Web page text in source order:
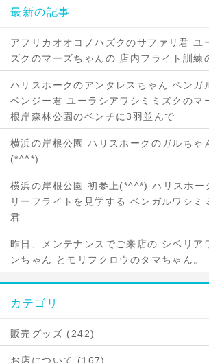
最新の記事
アフリカオオコノハズクのサファリ君 ユ
ズクのマーズちゃんの 店内フライト訓
ハリスホークのアンタレスちゃん ベンガ
ベンジー君 ユーラシアワシミミズクのマ
根岸森林公園のベンチに3羽並んで
横浜の岸根公園 ハリスホークのガルちゃ
(*^^*)
横浜の岸根公園 初参上(*^^*) ハリスホー
リーフライトを見学する ベンガルワシミ
君
昨日、メンテナンスでご来店の シベリア
ンちゃん とモリフクロウのタマちゃん。
カテゴリ
販売グッズ (242)
お店について (167)